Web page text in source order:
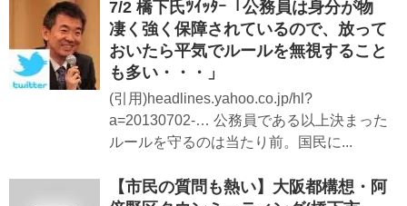
7/2 橋下氏ﾂｲｯﾀｰ「公務員は身分が物
凄く強く保障されているので、放って
おいたら平気でルールを無視すること
も多い・・・」
(引用)headlines.yahoo.co.jp/hl?
a=20130702-… 公務員である以上決まった
ルールを守るのは当たり前。国民に...
【市民の質問も熱い】大阪都構想・阿